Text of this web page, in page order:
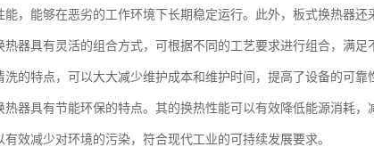
能，能够在恶劣的工作环境下长期稳定运行。此外，板式换热器还
热器具有灵活的组合方式，可根据不同的工艺要求进行组合，满
洗的特点，可以大大减少维护成本和维护时间，提高了设备的可靠
热器具有节能环保的特点。其的换热性能可以有效降低能源消耗
效减少对环境的污染，符合现代工业的可持续发展要求。